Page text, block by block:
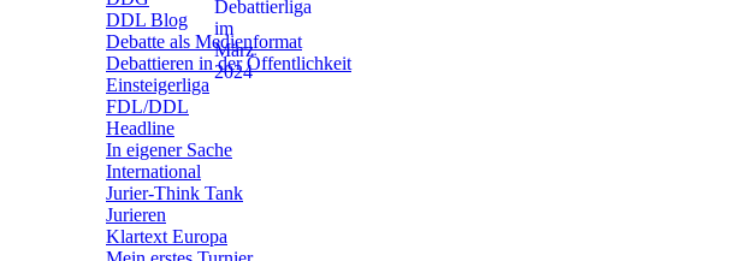
DDL Blog
Debatte als Medienformat
Debattieren in der Öffentlichkeit
Einsteigerliga
FDL/DDL
Headline
In eigener Sache
International
Jurier-Think Tank
Jurieren
Klartext Europa